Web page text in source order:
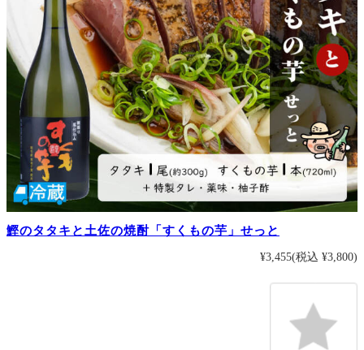
鰹のタタキと土佐の焼酎「すくもの芋」せっと
¥3,455(税込 ¥3,800)